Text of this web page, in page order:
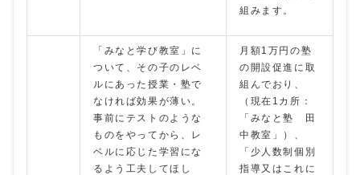
組みます。
「みなと学び教室」に
ついて、その子のレベ
ルにあった授業・塾で
なければ効果が薄い。
事前にテストのような
ものをやってから、レ
ベルに応じた学習にな
るよう工夫してほし
月額1万円の塾
の開設促進に取
組んでおり、
（現在1カ所：
「みなと塾 田
中教室」）、
「少人数制個別
指導又はこれに